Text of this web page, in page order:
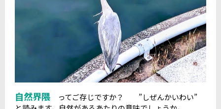
自然界隈 ってご存じですか？ ”しぜんかいわい”